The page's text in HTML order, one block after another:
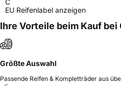
C
EU Reifenlabel anzeigen
Ihre Vorteile beim Kauf bei
Größte Auswahl
Passende Reifen & Kompletträder aus